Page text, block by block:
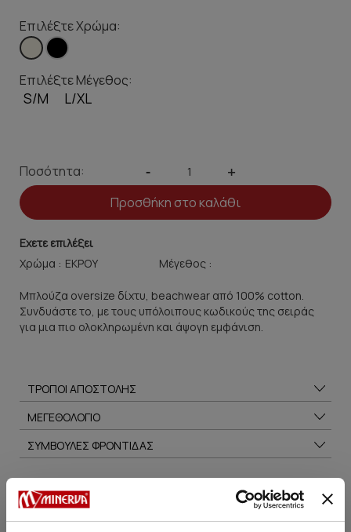
Επιλέξτε Χρώμα:
Επιλέξτε Μέγεθος:
S/M L/XL
Ποσότητα: - +
Προσθήκη στο καλάθι
Εχετε επιλέξει
Χρώμα :
Μέγεθος :
Μπλούζα oversize δίχτυ, beachwear από 100% cotton.
Συνδυάστε το, με τους υπόλοιπους κωδικούς της σειράς
για μια πιο ολοκληρωμένη και άψογη εμφάνιση.
ΤΡΟΠΟΙ ΑΠΟΣΤΟΛΗΣ
ΜΕΓΕΘΟΛΟΓΙΟ
ΣΥΜΒΟΥΛΕΣ ΦΡΟΝΤΙΔΑΣ